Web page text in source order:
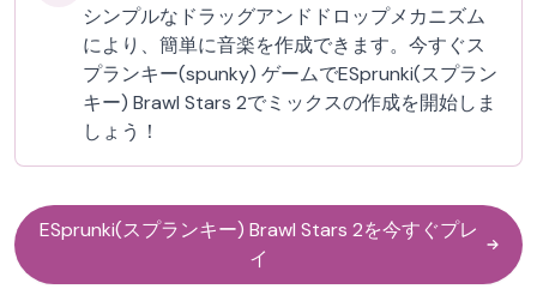
シンプルなドラッグアンドドロップメカニズム
により、簡単に音楽を作成できます。今すぐス
プランキー(spunky) ゲームでESprunki(スプラン
キー) Brawl Stars 2でミックスの作成を開始しま
しょう！
ESprunki(スプランキー) Brawl Stars 2を今すぐプレ
イ